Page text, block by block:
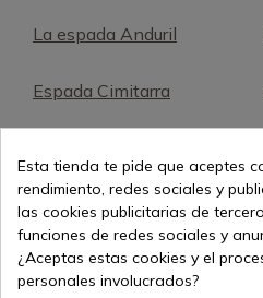
La espada Anduril
Espada Cimitarra
Esta tienda te pide que aceptes
rendimiento, redes sociales y
las cookies publicitarias de
funciones de redes sociales y
¿Aceptas estas cookies y el
personales involucrados?